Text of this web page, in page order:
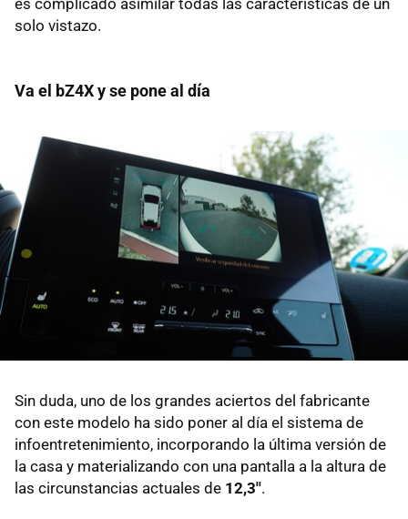
es complicado asimilar todas las características de un
solo vistazo.
Va el bZ4X y se pone al día
Sin duda, uno de los grandes aciertos del fabricante
con este modelo ha sido poner al día el sistema de
infoentretenimiento, incorporando la última versión de
la casa y materializando con una pantalla a la altura de
las circunstancias actuales de 12,3''.